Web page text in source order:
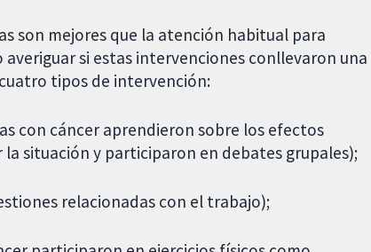
son mejores que la atención habitual para
si estas intervenciones conllevaron una
tipos de intervención:
con cáncer aprendieron sobre los efectos
situación y participaron en debates grupales);
relacionadas con el trabajo);